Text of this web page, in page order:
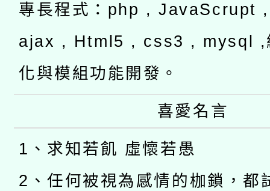
專長程式：php , JavaScrupt
ajax , Html5 , css3 , mysql ,
化與模組功能開發。
喜愛名言
1、求知若飢 虛懷若愚
2、任何被視為感情的枷鎖，都